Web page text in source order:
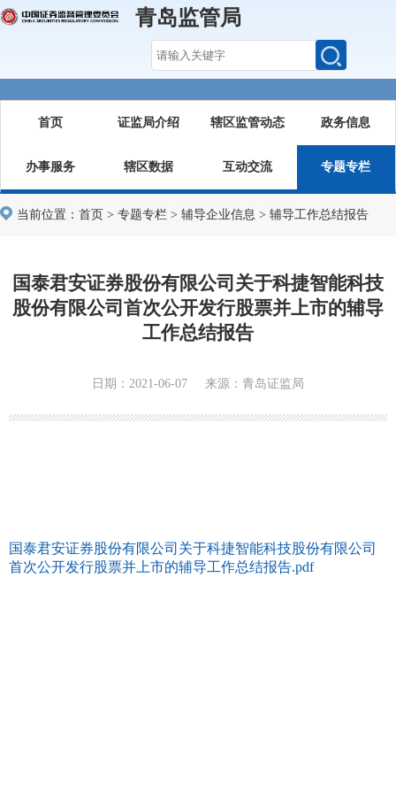
青岛监管局
首页 证监局介绍 辖区监管动态 政务信息
办事服务 辖区数据 互动交流 专题专栏
当前位置： 首页 > 专题专栏 > 辅导企业信息 > 辅导工作总结报告
国泰君安证券股份有限公司关于科捷智能科技
股份有限公司首次公开发行股票并上市的辅导
工作总结报告
日期：2021-06-07 来源：青岛证监局
国泰君安证券股份有限公司关于科捷智能科技股份有限公司
首次公开发行股票并上市的辅导工作总结报告.pdf